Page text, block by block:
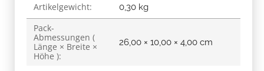
Artikelgewicht: 0,30 kg
Pack-
Abmessungen (
Länge × Breite ×
Höhe ):
26,00 × 10,00 × 4,00 cm